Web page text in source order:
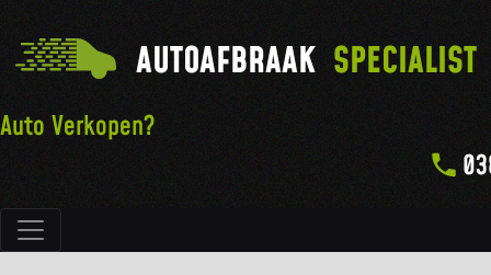
Hoofdnavigatie
AUTOAFBRAAK SPECIALIST
Auto Verkopen?